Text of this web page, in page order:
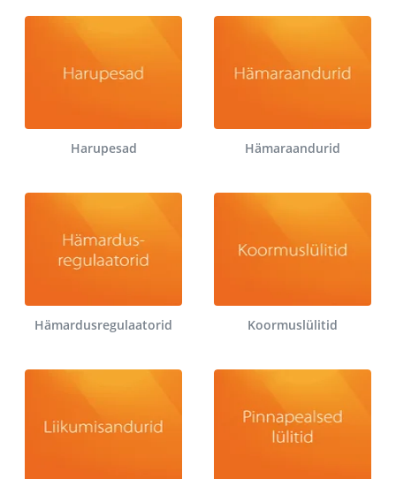
Harupesad Hämaraandurid
Hämardusregulaatorid Koormuslülitid